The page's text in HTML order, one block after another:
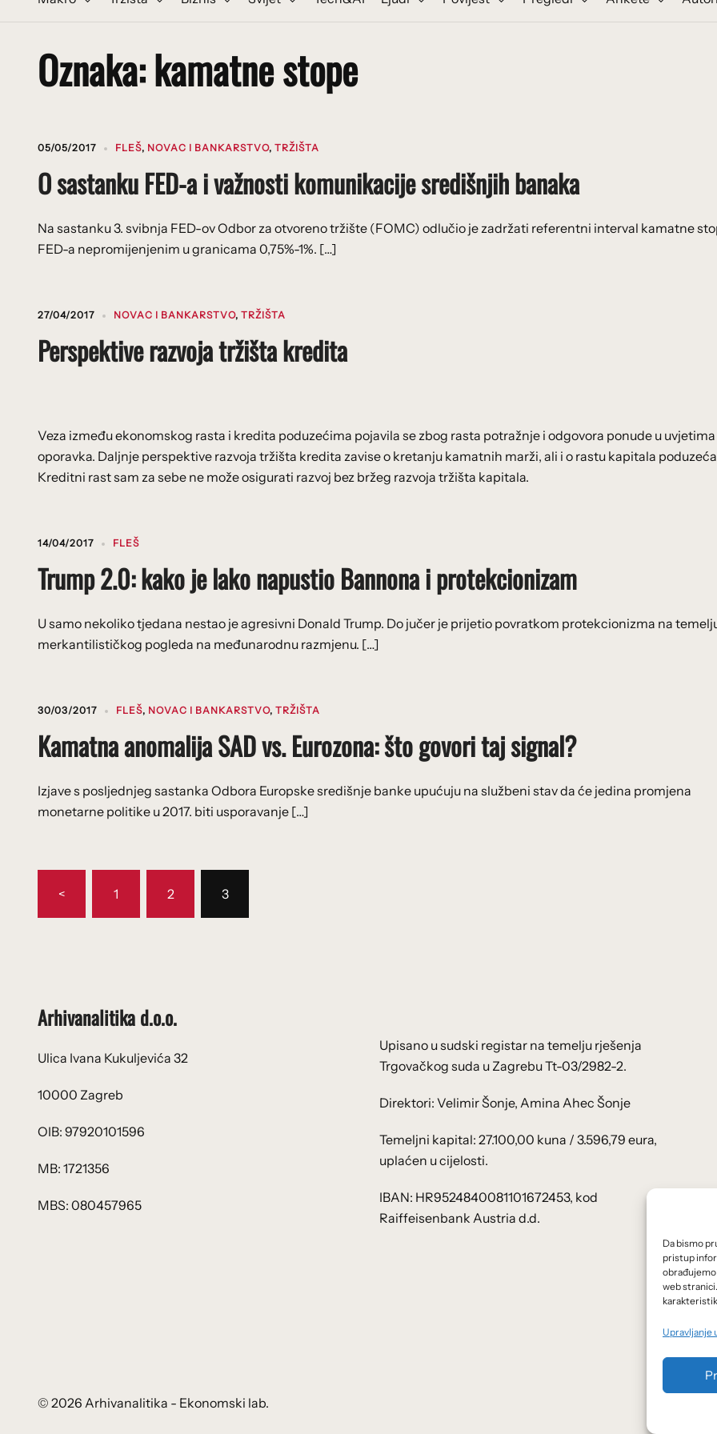
Da bismo
pristup
obrađujemo
web
Upravljanje
Oznaka:kamatne stope
05/05/2017 FLEŠ, NOVAC I BANKARSTVO, TRŽIŠTA
O sastanku FED-a i važnosti komunikacije središnjih banaka
Na sastanku 3. svibnja FED-ov Odbor za otvoreno tržište (FOMC) odlučio je zadržati referentni interval kamatne
FED-a nepromijenjenim u granicama 0,75%-1%. […]
27/04/2017 NOVAC I BANKARSTVO, TRŽIŠTA
Perspektive razvoja tržišta kredita
Veza između ekonomskog rasta i kredita poduzećima pojavila se zbog rasta potražnje i odgovora ponude u uvjetima
oporavka. Daljnje perspektive razvoja tržišta kredita zavise o kretanju kamatnih marži, ali i o rastu kapitala
Kreditni rast sam za sebe ne može osigurati razvoj bez bržeg razvoja tržišta kapitala.
14/04/2017 FLEŠ
Trump 2.0: kako je lako napustio Bannona i protekcionizam
U samo nekoliko tjedana nestao je agresivni Donald Trump. Do jučer je prijetio povratkom protekcionizma na
merkantilističkog pogleda na međunarodnu razmjenu. […]
30/03/2017 FLEŠ, NOVAC I BANKARSTVO, TRŽIŠTA
Kamatna anomalija SAD vs. Eurozona: što govori taj signal?
Izjave s posljednjeg sastanka Odbora Europske središnje banke upućuju na službeni stav da će jedina promjena
monetarne politike u 2017. biti usporavanje […]
Brojevi
stranica
< 1 2 3
Arhivanalitika d.o.o.
Ulica Ivana Kukuljevića 32
10000 Zagreb
OIB: 97920101596
MB: 1721356
MBS: 080457965
Upisano u sudski registar na temelju rješenja
Trgovačkog suda u Zagrebu Tt-03/2982-2.
Direktori: Velimir Šonje, Amina Ahec Šonje
Temeljni kapital: 27.100,00 kuna / 3.596,79 eura,
uplaćen u cijelosti.
IBAN: HR9524840081101672453, kod
Raiffeisenbank Austria d.d.
© 2026 Arhivanalitika - Ekonomski lab.